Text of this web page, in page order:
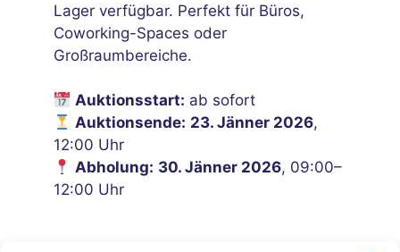
Lager verfügbar. Perfekt für Büros,
Coworking-Spaces oder
Großraumbereiche.
Auktionsstart: ab sofort
Auktionsende: 23. Jänner 2026,
12:00 Uhr
Abholung: 30. Jänner 2026, 09:00–
12:00 Uhr